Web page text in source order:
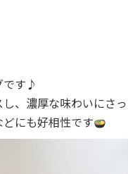
です♪
、濃厚な味わいにさっ
にも好相性です